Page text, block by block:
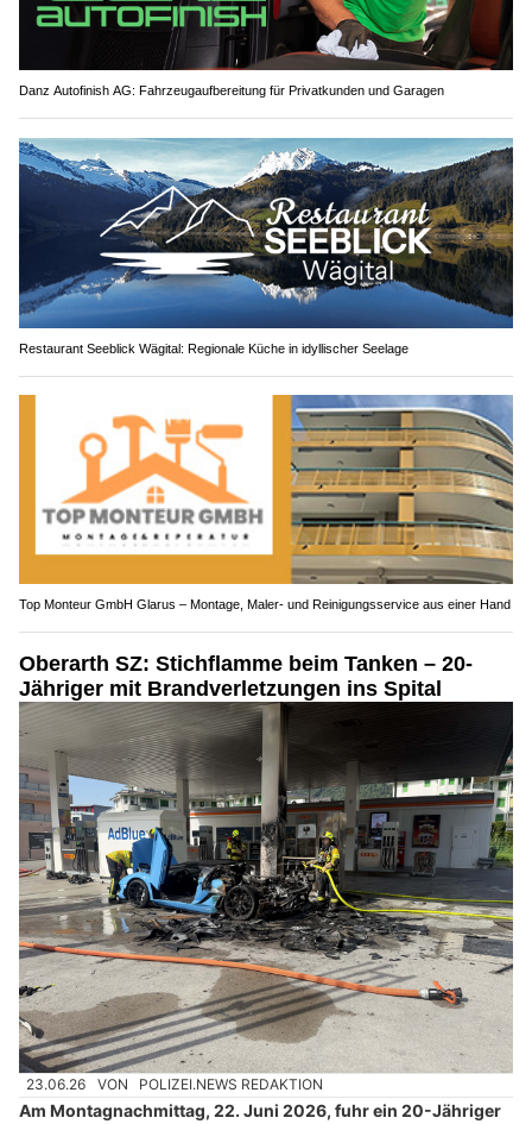
Danz Autofinish AG: Fahrzeugaufbereitung für Privatkunden und Garagen
Restaurant Seeblick Wägital: Regionale Küche in idyllischer Seelage
Top Monteur GmbH Glarus – Montage, Maler- und Reinigungsservice aus einer Hand
Oberarth SZ: Stichflamme beim Tanken – 20-
Jähriger mit Brandverletzungen ins Spital
23.06.26 VON POLIZEI.NEWS REDAKTION
Am Montagnachmittag, 22. Juni 2026, fuhr ein 20-Jähriger